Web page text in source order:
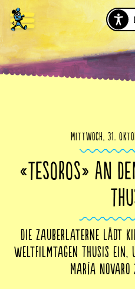
Mittwoch, 31.
«TESOROS» AN
Die Zauberlaterne lädt
Weltfilmtagen Thusis ein,
María Novaro